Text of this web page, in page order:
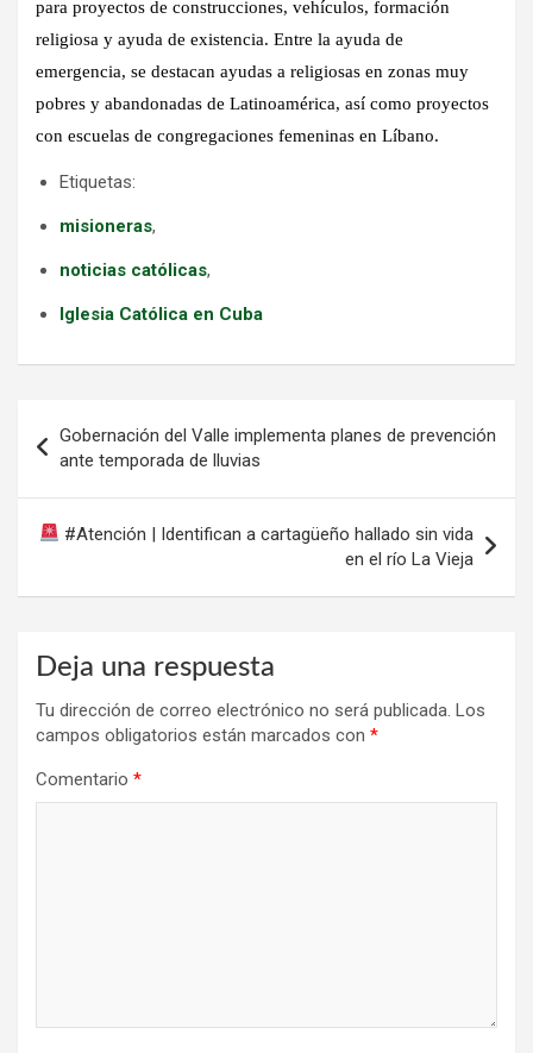
para proyectos de construcciones, vehículos, formación
religiosa y ayuda de existencia. Entre la ayuda de
emergencia, se destacan ayudas a religiosas en zonas muy
pobres y abandonadas de Latinoamérica, así como proyectos
con escuelas de congregaciones femeninas en Líbano.
Etiquetas:
misioneras,
noticias católicas,
Iglesia Católica en Cuba
de
entradas
Gobernación del Valle implementa planes de prevención
ante temporada de lluvias
#Atención | Identifican a cartagüeño hallado sin vida
en el río La Vieja
Deja una respuesta
Tu dirección de correo electrónico no será publicada. Los
campos obligatorios están marcados con *
Comentario *